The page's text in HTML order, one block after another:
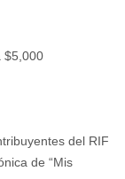
$5,000
del RIF
de “Mis